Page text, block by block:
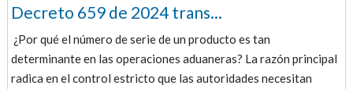
Decreto 659 de 2024 trans...
¿Por qué el número de serie de un producto es tan
determinante en las operaciones aduaneras? La razón principal
radica en el control estricto que las autoridades necesitan